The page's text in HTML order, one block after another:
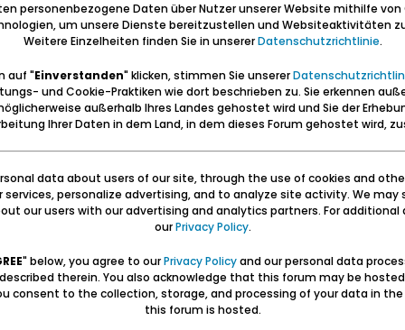
(deutsch).
ein erfreuliches Beispiel für das lokale polnische Medienbemühen,
wurde
ich in einer ruhigen Minute mal in Ruhe lese, jetzt habe ich sie nur
ins "Neue Jahr"
personenbezogene Daten über Nutzer unserer Website mithilfe von
um unsere Dienste bereitzustellen und Websiteaktivitäten
Weitere Einzelheiten finden Sie in unsererDatenschutzrichtlinie.
auf "Einverstanden" klicken, stimmen Sie unserer
und Cookie-Praktiken wie dort beschrieben zu. Sie erkennen
außerhalb Ihres Landes gehostet wird und Sie der
Ihrer Daten in dem Land, in dem dieses Forum gehostet wird,
data about users of our site, through the use of cookies and
services, personalize advertising, and to analyze site activity. We may
our users with our advertising and analytics partners. For additional
ourPrivacy Policy.
" below, you agree to ourPrivacy Policyand our personal data
therein. You also acknowledge that this forum may be
consent to the collection, storage, and processing of your data in
this forum is hosted.